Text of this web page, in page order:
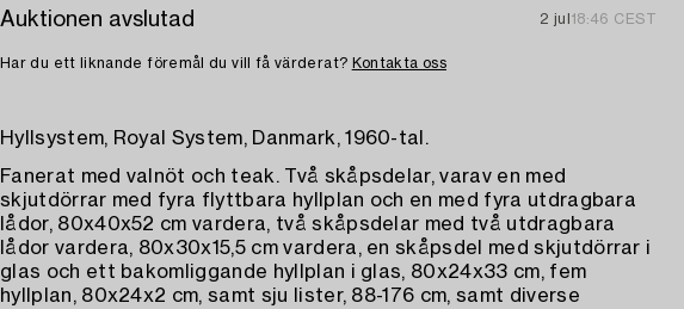
Auktionen avslutad
2 jul 18:46 CEST
Har du ett liknande föremål du vill få värderat? Kontakta oss
Hyllsystem, Royal System, Danmark, 1960-tal.
Fanerat med valnöt och teak. Två skåpsdelar, varav en med
skjutdörrar med fyra flyttbara hyllplan och en med fyra utdragbara
lådor, 80x40x52 cm vardera, två skåpsdelar med två utdragbara
lådor vardera, 80x30x15,5 cm vardera, en skåpsdel med skjutdörrar i
glas och ett bakomliggande hyllplan i glas, 80x24x33 cm, fem
hyllplan, 80x24x2 cm, samt sju lister, 88-176 cm, samt diverse